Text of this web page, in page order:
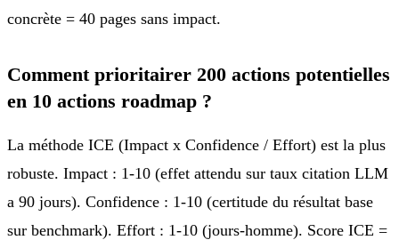
concrète = 40 pages sans impact.
Comment prioritairer 200 actions potentielles
en 10 actions roadmap ?
La méthode ICE (Impact x Confidence / Effort) est la plus
robuste. Impact : 1-10 (effet attendu sur taux citation LLM
a 90 jours). Confidence : 1-10 (certitude du résultat base
sur benchmark). Effort : 1-10 (jours-homme). Score ICE =